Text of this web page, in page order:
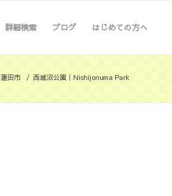
詳細検索 ブログ はじめての方へ
蓮田市 / 西城沼公園｜Nishijonuma Park